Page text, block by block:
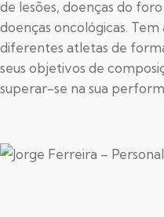
de lesões, doenças do
doenças oncológicas.
diferentes atletas de
seus objetivos de
superar-se na sua